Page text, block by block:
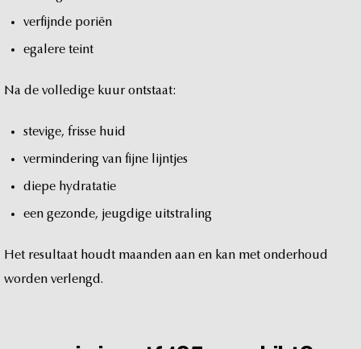
verfijnde poriën
egalere teint
Na de volledige kuur ontstaat:
stevige, frisse huid
vermindering van fijne lijntjes
diepe hydratatie
een gezonde, jeugdige uitstraling
Het resultaat houdt maanden aan en kan met onderhoud
worden verlengd.